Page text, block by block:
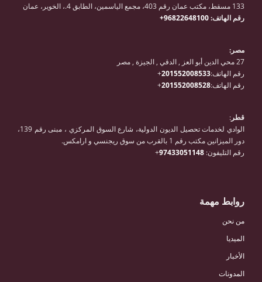
133 مسقط، مكتب عمان رقم 403، مجمع الياسمين، الطابق 4.، الخوير، عمان
رقم الهاتف:
مصر:
27 محي الدين أبو العز , الدقي , الجيزة , مصر
رقم الهاتف:201552008533
+
رقم الهاتف:201552008528
+
قطر:
الوادي لخدمات تحصيل الديون الدولية، شارع السوق المركزي ، مبنى رقم 139،
دور الميزانين مكتب رقم 1 بالقرب من سوق ريجنسي و ارامكس.
رقم التليفون: 97433051148
+
روابط مهمة
من نحن
الميديا
الأخبار
المدونات